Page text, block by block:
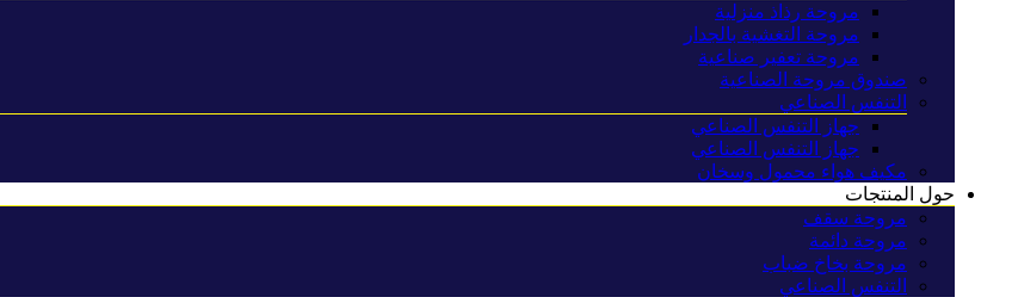
مروحة رذاذ منزلية
مروحة التغشية بالجدار
مروحة تعفير صناعية
صندوق مروحة الصناعية
التنفس الصناعي
جهاز التنفس الصناعي
جهاز التنفس الصناعي
مكيف هواء محمول وسخان
حول المنتجات
مروحة سقف
مروحة دائمة
مروحة بخاخ ضباب
التنفس الصناعي